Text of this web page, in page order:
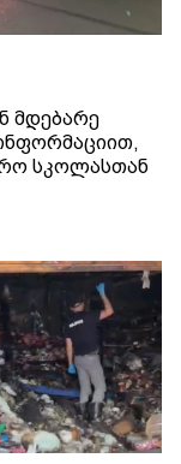
მდებარე
სკოლასთან